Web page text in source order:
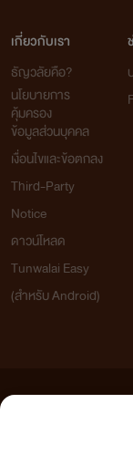
เกี่ยวกับเรา
ธัญวลัยคือ?
นโยบายการ
คุ้มครอง
ข้อมูลส่วนบุคคล
เงื่อนไขและข้อตกลง
Third-Party
Notice
ดาวน์โหลด
Tunwalai Easy
(สำหรับ Android)
เว็บไซต์แห่งนี้ไม่ได้เห็นด้วยแล
วิจารณญาณในการกลั่นกรองด้